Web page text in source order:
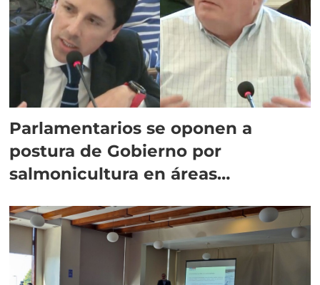
Parlamentarios se oponen a
postura de Gobierno por
salmonicultura en áreas